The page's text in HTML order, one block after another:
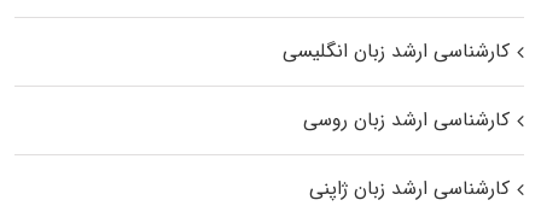
کارشناسی ارشد زبان انگلیسی
کارشناسی ارشد زبان روسی
کارشناسی ارشد زبان ژاپنی